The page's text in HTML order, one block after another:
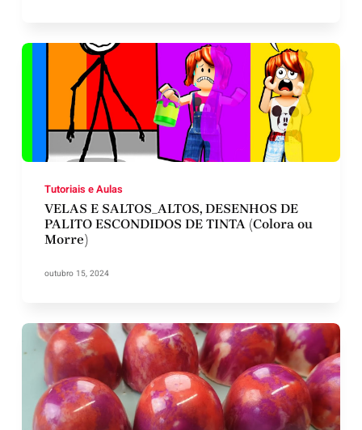
Tutoriais e Aulas
VELAS E SALTOS_ALTOS, DESENHOS DE
PALITO ESCONDIDOS DE TINTA (Colora ou
Morre)
outubro 15, 2024